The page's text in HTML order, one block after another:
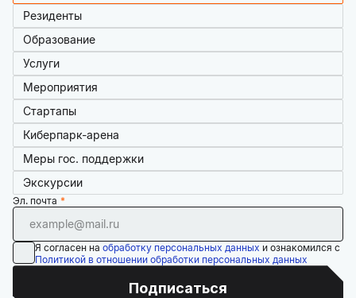
Резиденты
Образование
Услуги
Мероприятия
Стартапы
Киберпарк-арена
Меры гос. поддержки
Экскурсии
Эл. почта
Я согласен на обработку персональных данных и ознакомился с
Политикой в отношении обработки персональных данных
Подписаться